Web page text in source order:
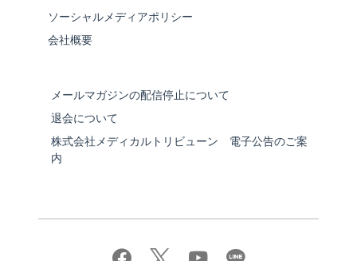
ソーシャルメディアポリシー
会社概要
メールマガジンの配信停止について
退会について
株式会社メディカルトリビューン 電子公告のご案
内